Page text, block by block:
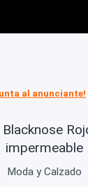
al anunciante!
Blacknose
impermeable
Moda y Calzado